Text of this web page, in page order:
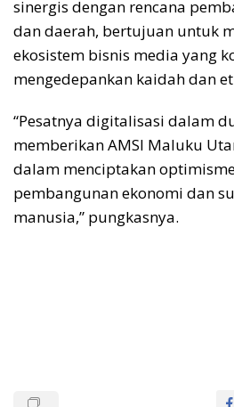
sinergis dengan rencana
dan daerah, bertujuan untuk
ekosistem bisnis media yang
mengedepankan kaidah dan
“Pesatnya digitalisasi dalam
memberikan AMSI Maluku
dalam menciptakan
pembangunan ekonomi dan
manusia,” pungkasnya.